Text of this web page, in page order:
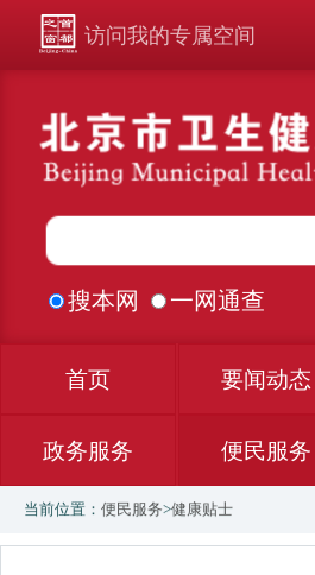
访问我的专属空间
搜本网 一网通查
首页 要闻动态
政务服务 便民服务
当前位置： 便民服务>健康贴士